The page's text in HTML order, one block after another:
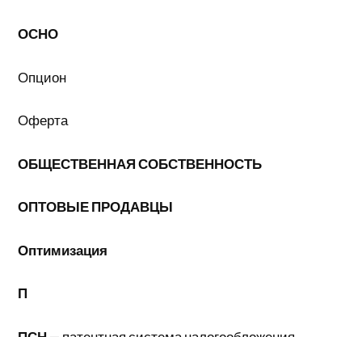
ОСНО
Опцион
Оферта
ОБЩЕСТВЕННАЯ СОБСТВЕННОСТЬ
ОПТОВЫЕ ПРОДАВЦЫ
Оптимизация
П